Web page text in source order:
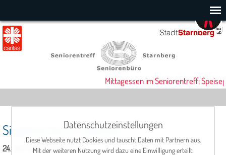
Mittagessen im Seniorentreff:
Singkreis bei Fr. Klanner
24. Juli 2025, 16:00 Uhr
Datenschutzeinstellungen
Diese Webseite nutzt Cookies und tauscht Daten mit Partnern aus.
Mit der weiteren Nutzung wird dazu eine Einwilligung erteilt.